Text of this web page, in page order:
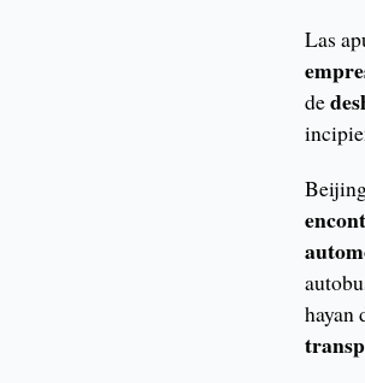
Las
de
hayan